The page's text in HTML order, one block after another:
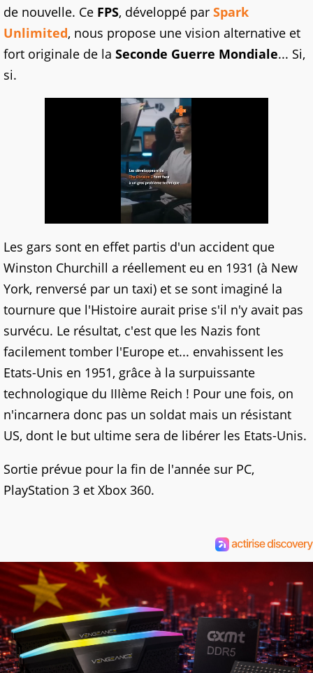
de nouvelle. Ce FPS, développé par Spark
Unlimited, nous propose une vision alternative et
fort originale de la Seconde Guerre Mondiale... Si,
si.
Les gars sont en effet partis d'un accident que
Winston Churchill a réellement eu en 1931 (à New
York, renversé par un taxi) et se sont imaginé la
tournure que l'Histoire aurait prise s'il n'y avait pas
survécu. Le résultat, c'est que les Nazis font
facilement tomber l'Europe et... envahissent les
Etats-Unis en 1951, grâce à la surpuissante
technologique du IIIème Reich ! Pour une fois, on
n'incarnera donc pas un soldat mais un résistant
US, dont le but ultime sera de libérer les Etats-Unis.
Sortie prévue pour la fin de l'année sur PC,
PlayStation 3 et Xbox 360.